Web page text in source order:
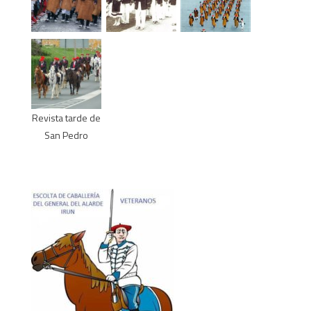
Revista tarde de
San Pedro